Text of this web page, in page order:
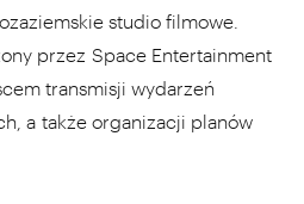
studio filmowe.
przez Space Entertainment
transmisji wydarzeń
a także organizacji planów